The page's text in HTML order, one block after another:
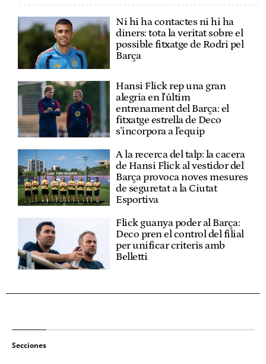
Ni hi ha contactes ni hi ha
diners: tota la veritat sobre el
possible fitxatge de Rodri pel
Barça
Hansi Flick rep una gran
alegria en l'últim
entrenament del Barça: el
fitxatge estrella de Deco
s'incorpora a l'equip
A la recerca del talp: la cacera
de Hansi Flick al vestidor del
Barça provoca noves mesures
de seguretat a la Ciutat
Esportiva
Flick guanya poder al Barça:
Deco pren el control del filial
per unificar criteris amb
Belletti
Secciones